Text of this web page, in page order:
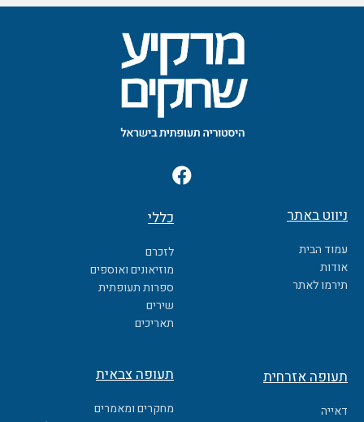
F
a
e
b
o
o
k
ניווט באתר
עמוד הבית
אודות
תירמו לאתר
כללי
לזכרם
מוזיאונים ואוספים
ספרות תעופתית
שירים
תאריכים
תעופה אזרחית
דאייה
תעופה צבאית
מחקרים ומאמרים